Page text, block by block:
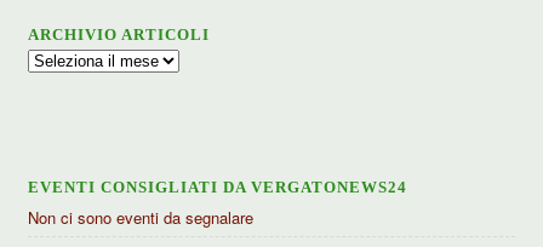
ARCHIVIO ARTICOLI
Archivio
EVENTI CONSIGLIATI DA VERGATONEWS24
Non ci sono eventi da segnalare